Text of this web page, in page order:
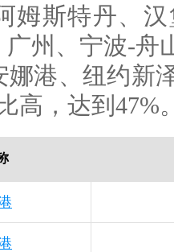
姆斯特丹、
州、宁波-舟
娜港、纽约新
比高，达到